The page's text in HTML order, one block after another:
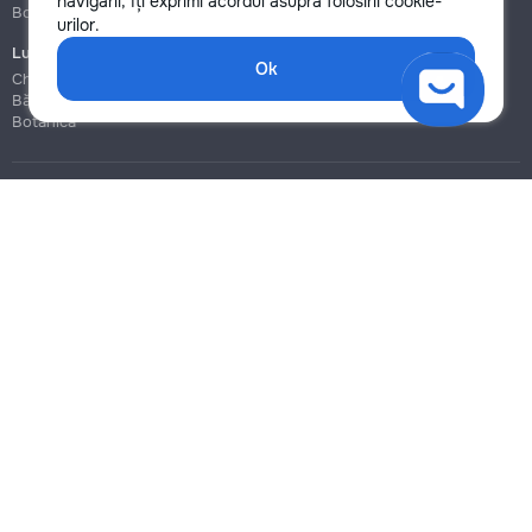
urilor.
Ok
Botanica
Botanica
Lucrări de construcție și instalare
Chișinău
Bălți
Botanica